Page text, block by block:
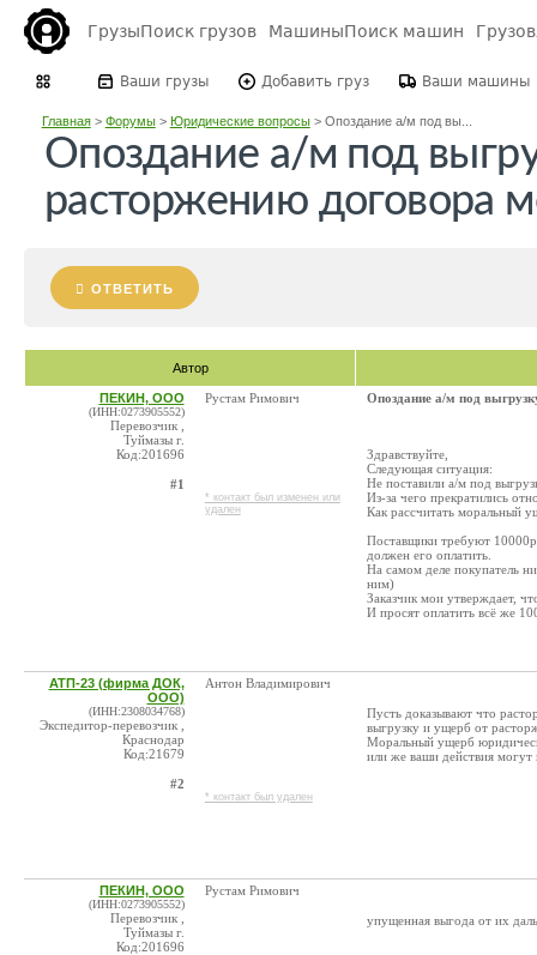
ГрузыПоиск грузов МашиныПоиск машин
Ваши грузы Добавить груз Ваши машины
Главная> Форумы> Юридические вопросы> Опоздание а/м под вы...
Опоздание а/м под
расторжению договора
ОТВЕТИТЬ
Автор
ПЕКИН, ООО
(ИНН:0273905552)
Перевозчик ,
Туймазы г.
Код:201696
#1
Рустам Римович
* контакт был изменен или
удален
Опоздание а/м под
Здравствуйте,
Следующая ситуация:
Не поставили а/м под
Из-за чего прекратились
Как рассчитать моральный
Поставщики требуют
должен его оплатить.
На самом деле покупатель
ним)
Заказчик мои утверждает,
И просят оплатить всё же
АТП-23 (фирма ДОК,
ООО)
(ИНН:2308034768)
Экспедитор-перевозчик ,
Краснодар
Код:21679
#2
Антон Владимирович
* контакт был удален
Пусть доказывают что
выгрузку и ущерб от
Моральный ущерб
или же ваши действия
ПЕКИН, ООО
(ИНН:0273905552)
Перевозчик ,
Туймазы г.
Код:201696
Рустам Римович
упущенная выгода от их